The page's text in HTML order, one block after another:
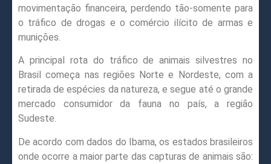
movimentação financeira, perdendo tão-somente para
o tráfico de drogas e o comércio ilícito de armas e
munições.
A principal rota do tráfico de animais silvestres no
Brasil começa nas regiões Norte e Nordeste, com a
retirada de espécies da natureza, e segue até o grande
mercado consumidor da fauna no país, a região
Sudeste.
De acordo com dados do Ibama, os estados brasileiros
onde ocorre a maior parte das capturas de animais são: